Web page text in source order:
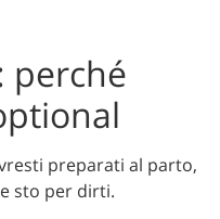
perché
preparati al parto,
sto per dirti.